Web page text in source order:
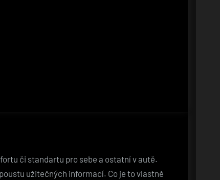
či standartu pro sebe a ostatní v autě.
užitečných informací. Co je to vlastně